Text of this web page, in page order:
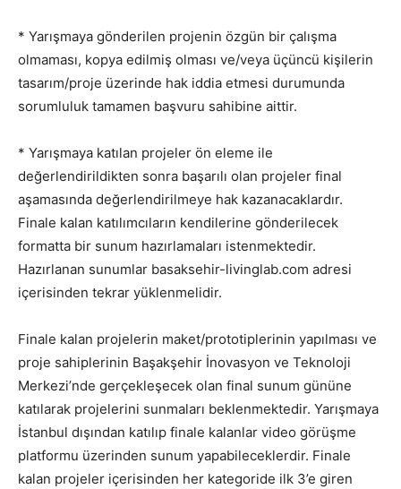
* Yarışmaya gönderilen projenin özgün bir çalışma
olmaması, kopya edilmiş olması ve/veya üçüncü kişilerin
tasarım/proje üzerinde hak iddia etmesi durumunda
sorumluluk tamamen başvuru sahibine aittir.
* Yarışmaya katılan projeler ön eleme ile
değerlendirildikten sonra başarılı olan projeler final
aşamasında değerlendirilmeye hak kazanacaklardır.
Finale kalan katılımcıların kendilerine gönderilecek
formatta bir sunum hazırlamaları istenmektedir.
Hazırlanan sunumlar basaksehir-livinglab.com adresi
içerisinden tekrar yüklenmelidir.
Finale kalan projelerin maket/prototiplerinin yapılması ve
proje sahiplerinin Başakşehir İnovasyon ve Teknoloji
Merkezi’nde gerçekleşecek olan final sunum gününe
katılarak projelerini sunmaları beklenmektedir. Yarışmaya
İstanbul dışından katılıp finale kalanlar video görüşme
platformu üzerinden sunum yapabileceklerdir. Finale
kalan projeler içerisinden her kategoride ilk 3’e giren